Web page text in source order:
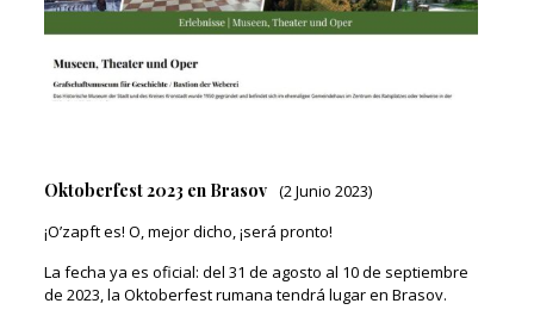
Oktoberfest 2023 en Brasov (2 Junio 2023)
¡O’zapft es! O, mejor dicho, ¡será pronto!
La fecha ya es oficial: del 31 de agosto al 10 de septiembre
de 2023, la Oktoberfest rumana tendrá lugar en Brasov.